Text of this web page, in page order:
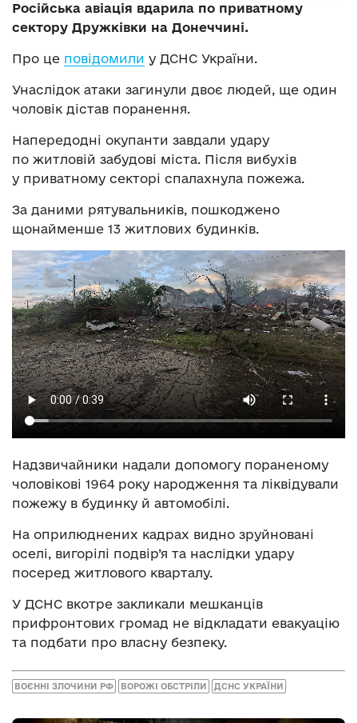
Російська авіація вдарила по приватному
сектору Дружківки на Донеччині.
Про це повідомили у ДСНС України.
Унаслідок атаки загинули двоє людей, ще один
чоловік дістав поранення.
Напередодні окупанти завдали удару
по житловій забудові міста. Після вибухів
у приватному секторі спалахнула пожежа.
За даними рятувальників, пошкоджено
щонайменше 13 житлових будинків.
Надзвичайники надали допомогу пораненому
чоловікові 1964 року народження та ліквідували
пожежу в будинку й автомобілі.
На оприлюднених кадрах видно зруйновані
оселі, вигорілі подвір’я та наслідки удару
посеред житлового кварталу.
У ДСНС вкотре закликали мешканців
прифронтових громад не відкладати евакуацію
та подбати про власну безпеку.
ВОЄННІ ЗЛОЧИНИ РФ ВОРОЖІ ОБСТРІЛИ ДСНС УКРАЇНИ